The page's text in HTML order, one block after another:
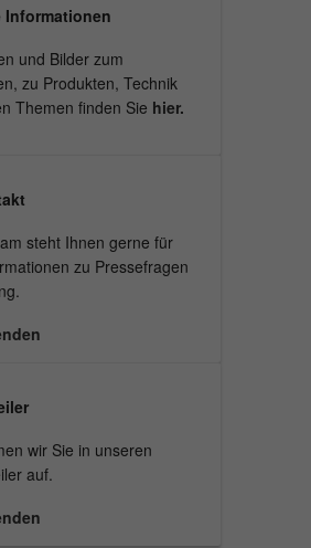
Informationen
und Bilder zum
zu Produkten, Technik
Themen finden Sie hier.
steht Ihnen gerne für
zu Pressefragen
wir Sie in unseren
auf.